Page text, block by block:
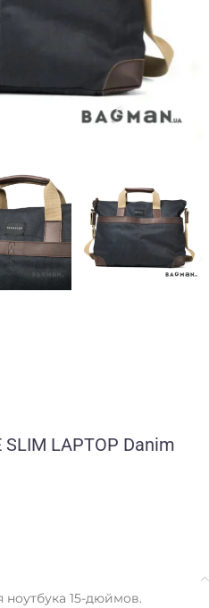
SLIM LAPTOP Danim
ноутбука 15-дюймов.